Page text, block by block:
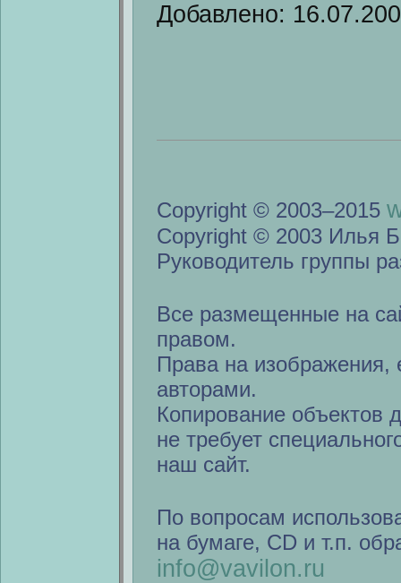
Добавлено:
Copyright © 2003–2015
Copyright © 2003 Илья
Руководитель группы
Все размещенные на
правом.
Права на изображения,
авторами.
Копирование объектов
не требует
наш сайт.
По вопросам
на бумаге, CD и т.п.
info@vavilon.ru